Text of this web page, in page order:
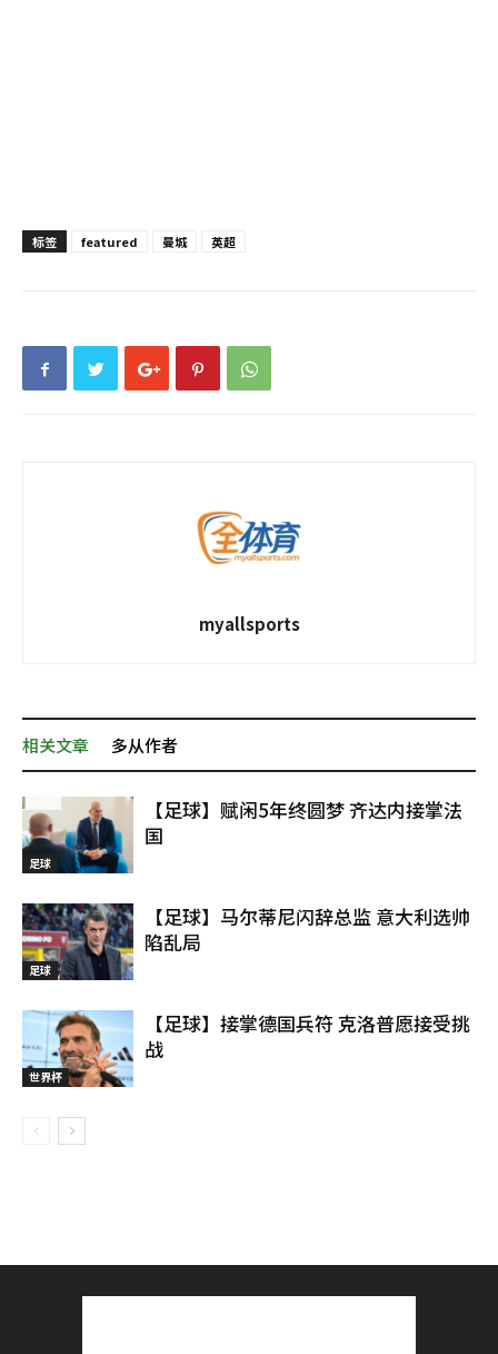
标签 featured 曼城 英超
myallsports
相关文章 多从作者
足球
【足球】赋闲5年终圆梦 齐达内接掌法
国
足球
【足球】马尔蒂尼闪辞总监 意大利选帅
陷乱局
世界杯
【足球】接掌德国兵符 克洛普愿接受挑
战